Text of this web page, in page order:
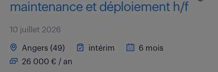
maintenance et déploiement h/f
10 juillet 2026
Angers (49) intérim
6 mois
26 000 € / an